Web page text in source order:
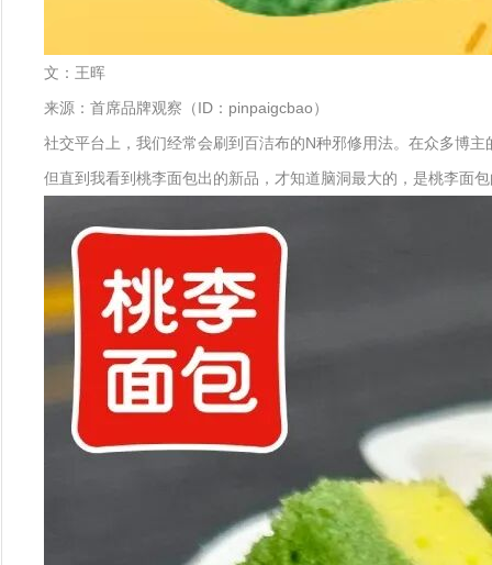
文：王晖
来源：首席品牌观察（ID：pinpaigcbao）
社交平台上，我们经常会刷到百洁布的N种邪修用法。在众多博
但直到我看到桃李面包出的新品，才知道脑洞最大的，是桃李面